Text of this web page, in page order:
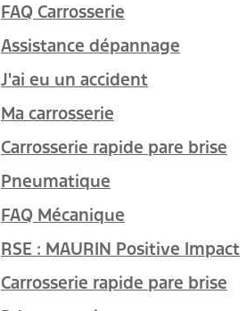
FAQ Carrosserie
Assistance dépannage
J'ai eu un accident
Ma carrosserie
Carrosserie rapide pare brise
Pneumatique
FAQ Mécanique
RSE : MAURIN Positive Impact
Carrosserie rapide pare brise